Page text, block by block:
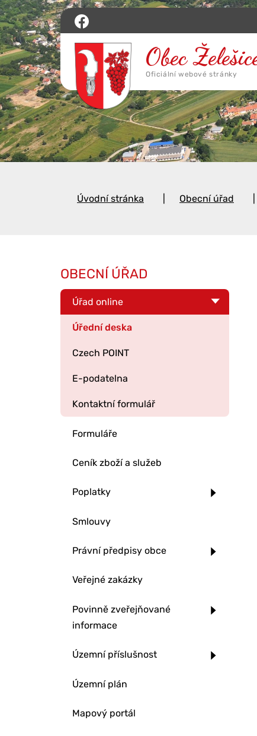
Úvodní stránka Obecní úřad
OBECNÍ ÚŘAD
Úřad online
Úřední deska
Czech POINT
E-podatelna
Kontaktní formulář
Formuláře
Ceník zboží a služeb
Poplatky
Smlouvy
Právní předpisy obce
Veřejné zakázky
Povinně zveřejňované
informace
Územní příslušnost
Územní plán
Mapový portál